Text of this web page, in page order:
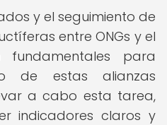
y el seguimiento de
entre ONGs y el
para
de estas alianzas
a cabo esta tarea,
indicadores claros y